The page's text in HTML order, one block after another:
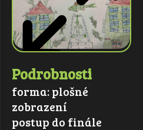
Podrobnosti
forma:plošné
zobrazení
postup do finále